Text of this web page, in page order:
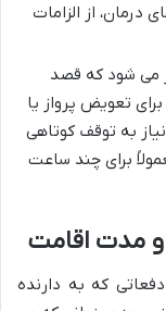
درمان، از الزامات
می شود که قصد
تعویض پرواز یا
به توقف کوتاهی
برای چند ساعت
و مدت اقامت
که به دارنده